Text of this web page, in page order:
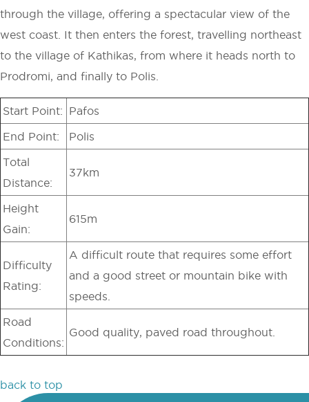
through the village, offering a spectacular view of the
west coast. It then enters the forest, travelling northeast
to the village of Kathikas, from where it heads north to
Prodromi, and finally to Polis.
Start Point: Pafos
End Point: Polis
Total
Distance:
37km
Height
Gain:
615m
Difficulty
Rating:
A difficult route that requires some effort
and a good street or mountain bike with
speeds.
Road
Conditions:
Good quality, paved road throughout.
back to top